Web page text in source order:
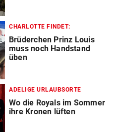
CHARLOTTE FINDET:
Brüderchen Prinz Louis
muss noch Handstand
üben
ADELIGE URLAUBSORTE
Wo die Royals im Sommer
ihre Kronen lüften